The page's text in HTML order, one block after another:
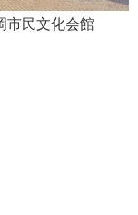
市民文化会館